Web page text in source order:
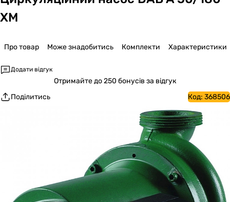
XM
Про товар Може знадобитись Комплекти Характеристики
Додати відгук
Отримайтедо 250 бонусів за відгук
Поділитись
Код: 368506